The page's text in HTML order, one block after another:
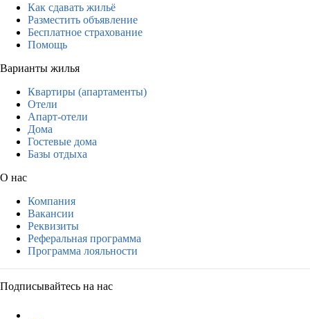
Как сдавать жильё
Разместить объявление
Бесплатное страхование
Помощь
Варианты жилья
Квартиры (апартаменты)
Отели
Апарт-отели
Дома
Гостевые дома
Базы отдыха
О нас
Компания
Вакансии
Реквизиты
Реферальная программа
Программа лояльности
Подписывайтесь на нас